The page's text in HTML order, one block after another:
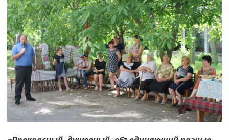
—
источник
жизни!»